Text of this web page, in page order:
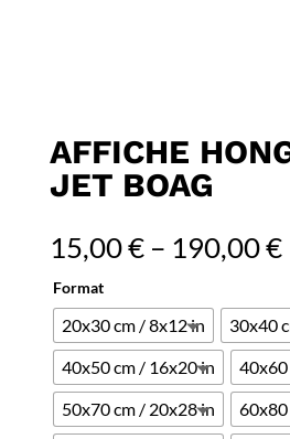
AFFICHE
JET BOAG
15,00€– 190,00€
Format
20x30 cm / 8x12 in
30x40
40x50 cm / 16x20 in
40x60
50x70 cm / 20x28 in
60x80